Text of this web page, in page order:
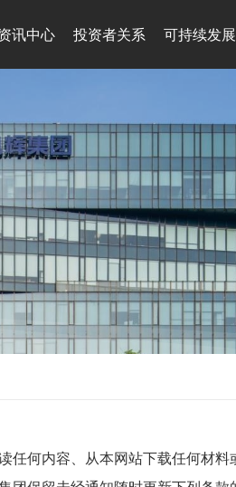
讯中心 投资者关系 可持续发展
何内容、从本网站下载任何材